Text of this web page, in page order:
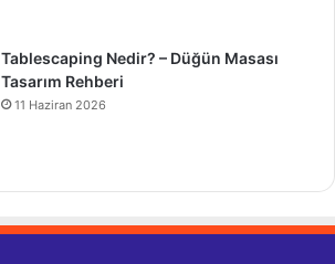
Tablescaping Nedir? – Düğün Masası
Tasarım Rehberi
11 Haziran 2026